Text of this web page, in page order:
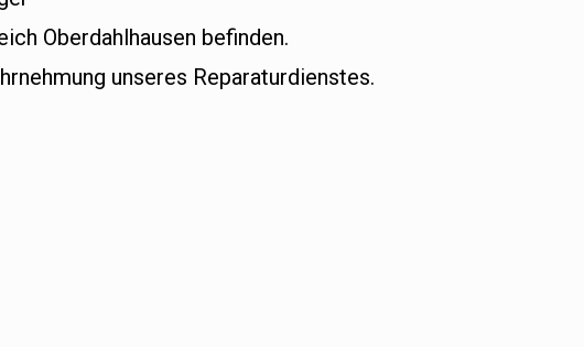
Oberdahlhausen befinden.
unseres Reparaturdienstes.